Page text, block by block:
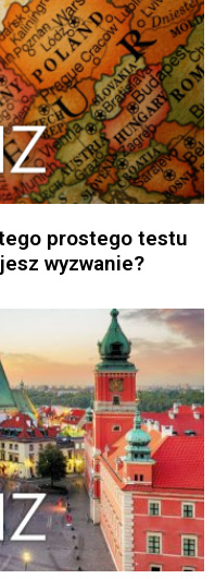
prostego testu
wyzwanie?